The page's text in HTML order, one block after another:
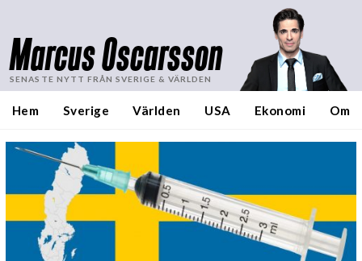
Marcus Oscarsson
SENASTE NYTT FRÅN SVERIGE & VÄRLDEN
Hem Sverige Världen USA Ekonomi Om